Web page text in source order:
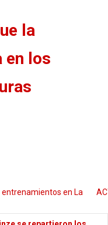
la
en los